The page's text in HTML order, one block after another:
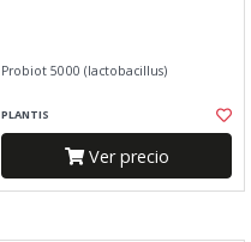
Probiot 5000 (lactobacillus)
PLANTIS
Ver precio